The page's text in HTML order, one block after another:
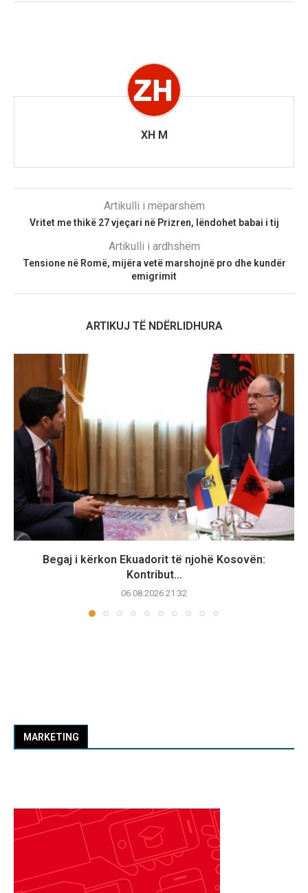
XH M
Artikulli i mëparshëm
Vritet me thikë 27 vjeçari në Prizren, lëndohet babai i tij
Artikulli i ardhshëm
Tensione në Romë, mijëra vetë marshojnë pro dhe kundër
emigrimit
ARTIKUJ TË NDËRLIDHURA
Begaj i kërkon Ekuadorit të njohë Kosovën:
Kontribut...
06.08.2026 21:32
MARKETING